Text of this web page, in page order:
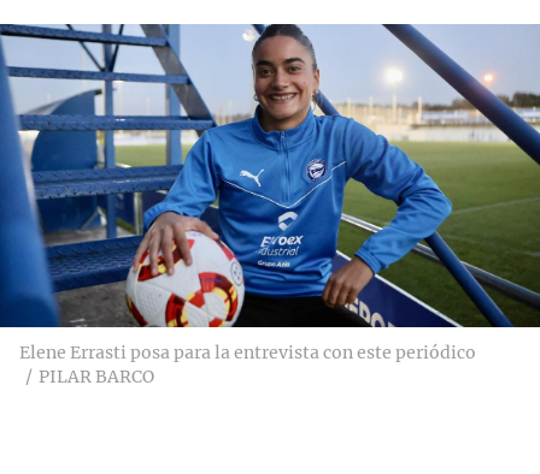
Elene Errasti posa para la entrevista con este periódico
PILAR BARCO